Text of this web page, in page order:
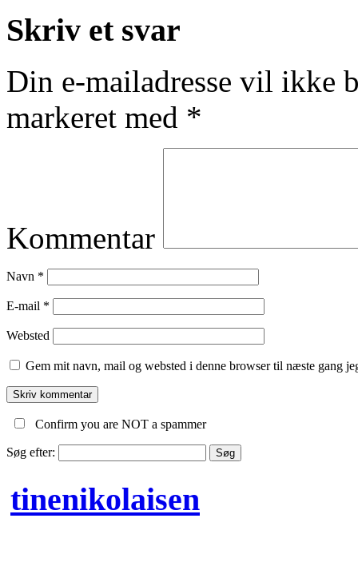
Skriv et svar
Din e-mailadresse vil ikke
markeret med *
Kommentar
Navn *
E-mail *
Websted
Gem mit navn, mail og websted i denne browser til næste gang
Confirm you are NOT a spammer
Søg efter:
tinenikolaisen